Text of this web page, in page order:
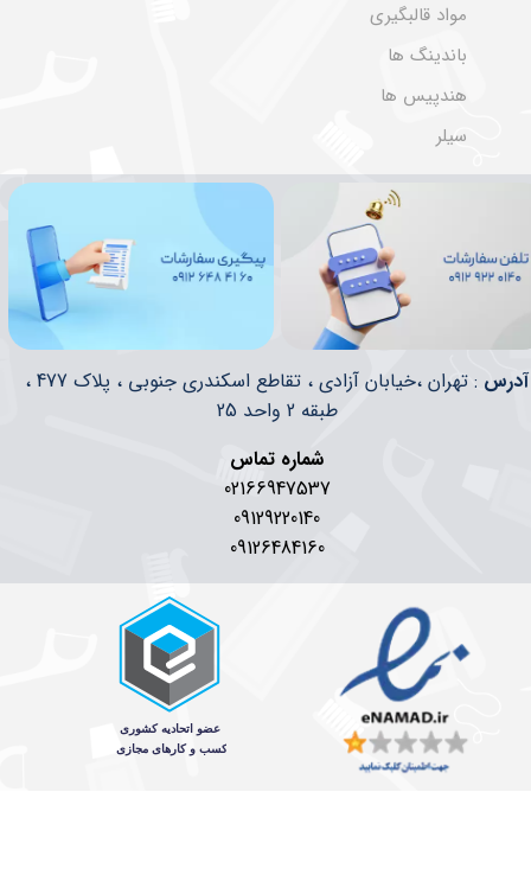
مواد قالبگیری
باندینگ ها
هندپیس ها
سیلر
​​آدرس
: تهران ،خیابان آزادی ، تقاطع اسکندری جنوبی ، پلاک 477 ،
طبقه 2 واحد 25
شماره تماس
02166947537
09129220140
09126484160